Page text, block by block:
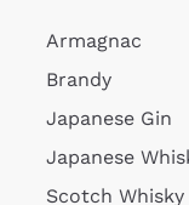
Armagnac
Brandy
Japanese Gin
Japanese
Scotch Whisky